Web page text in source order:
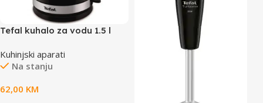
Tefal kuhalo za vodu 1.5 l
Kuhinjski aparati
Na stanju
62,00 KM